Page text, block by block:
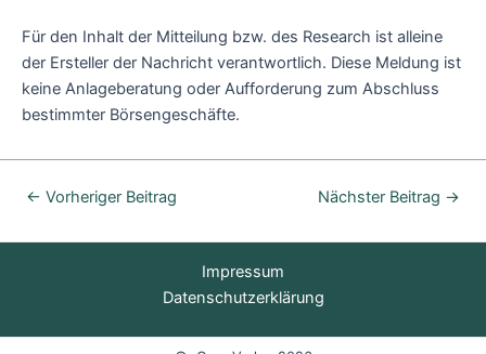
Für den Inhalt der Mitteilung bzw. des Research ist alleine
der Ersteller der Nachricht verantwortlich. Diese Meldung ist
keine Anlageberatung oder Aufforderung zum Abschluss
bestimmter Börsengeschäfte.
← Vorheriger Beitrag Nächster Beitrag →
Impressum
Datenschutzerklärung